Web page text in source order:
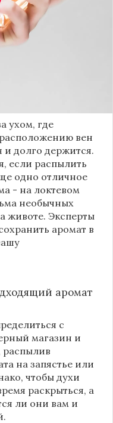
чтобы их
вас целый день.
даже самый
утверждают,
помогут
секрет в том,
для нанесения
ухом, где
вен
и долго держится.
если распылить
одно отличное
- на локтевом
необычных
животе. Эксперты
аромат в
аромат
с
магазин и
распылив
на запястье или
чтобы духи
раскрыться, а
ли они вам и